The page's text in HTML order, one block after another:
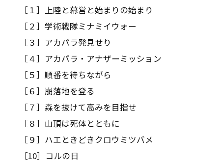
［１］上陸と幕営と始まりの始まり
［２］学術戦隊ミナミイウォー
［３］アカパラ発見せり
［４］アカパラ・アナザーミッション
［５］順番を待ちながら
［６］崩落地を登る
［７］森を抜けて高みを目指せ
［８］山頂は死体とともに
［９］ハエときどきクロウミツバメ
［10］コルの日